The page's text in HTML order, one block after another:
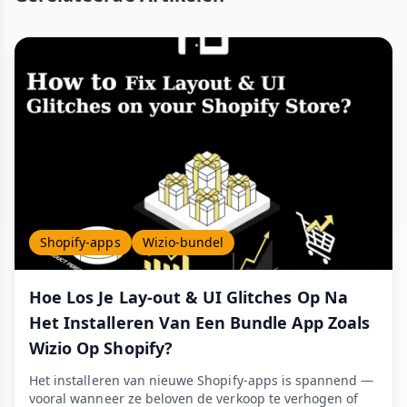
Shopify-apps Wizio-bundel
Hoe Los Je Lay-out & UI Glitches Op Na
Het Installeren Van Een Bundle App Zoals
Wizio Op Shopify?
Het installeren van nieuwe Shopify-apps is spannend —
vooral wanneer ze beloven de verkoop te verhogen of